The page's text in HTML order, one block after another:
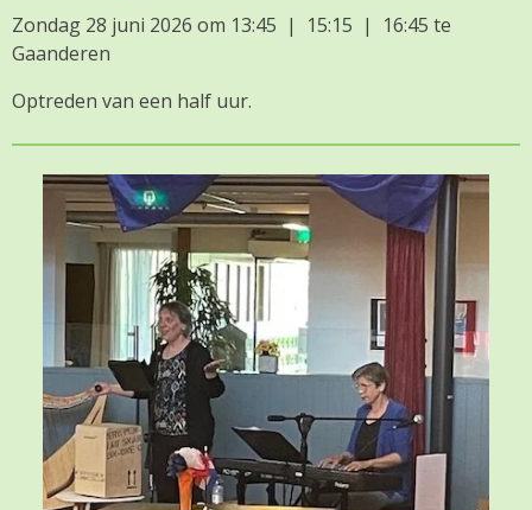
Zondag 28 juni 2026 om 13:45 | 15:15 | 16:45 te
Gaanderen
Optreden van een half uur.